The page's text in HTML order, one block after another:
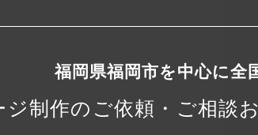
福岡県福岡市を中心に全
ジ制作の ご依頼・ご相談